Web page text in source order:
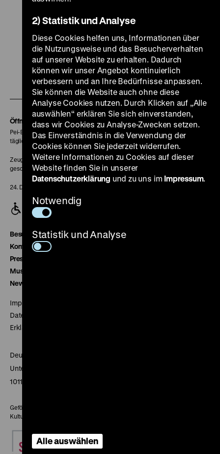
Zu
unserer
Instagram
Seite
Zu
unserer
YouTube
Seite
Zu
unserer
Facebook
Seite
Zu
unserer
LinkedIn
Seite
Zu
Zu
unserer
Soundcloud
Seite
Öffnungszeiten
Pei-Bau:
täglich 10-18 Uhr
Zeughaus:
geschlossen
24. Dezember geschlossen
Besucherservice
Kontakt
Presse
Museumsverein
Newsletter
Impressum
Datenschutz
Erklärung digitale Barrierefreiheit
Deutsches Historisches Museum
Unter den Linden 2
10117 Berlin
Gefördert mit Mitteln des Beauftragten der Bundesregierung für
Kultur und Medien
2) Statistik und Analyse
Diese Cookies helfen uns, Informationen über
die Nutzungsweise und das Besucherverhalten
auf unserer Website zu erhalten. Dadurch
können wir unser Angebot kontinuierlich
verbessern und an Ihre Bedürfnisse anpassen.
Sie können die Website auch ohne diese
Analyse Cookies nutzen. Durch Klicken auf „Alle
auswählen“ erklären Sie sich einverstanden,
dass wir Cookies zu Analyse-Zwecken setzen.
Das Einverständnis in die Verwendung der
Cookies können Sie jederzeit widerrufen.
Weitere Informationen zu Cookies auf dieser
Website finden Sie in unserer
Datenschutzerklärung und zu uns im Impressum.
Notwendig
Statistik und Analyse
Alle auswählen